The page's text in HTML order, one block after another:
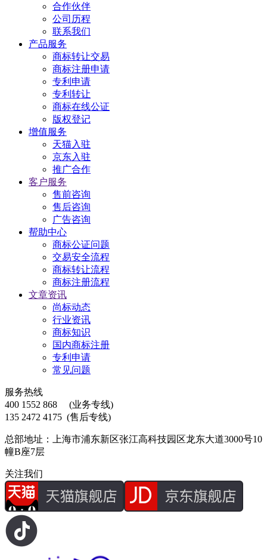
合作伙伴
公司历程
联系我们
产品服务
商标转让交易
商标注册申请
专利申请
专利转让
商标在线公证
版权登记
增值服务
天猫入驻
京东入驻
推广合作
客户服务
售前咨询
售后咨询
广告咨询
帮助中心
商标公证问题
交易安全流程
商标转让流程
商标注册流程
文章资讯
尚标动态
行业资讯
商标知识
国内商标注册
专利申请
常见问题
服务热线
400 1552 868
(业务专线)
135 2472 4175 (售后专线)
总部地址：上海市浦东新区张江高科技园区龙东大道3000号10
幢B座7层
关注我们